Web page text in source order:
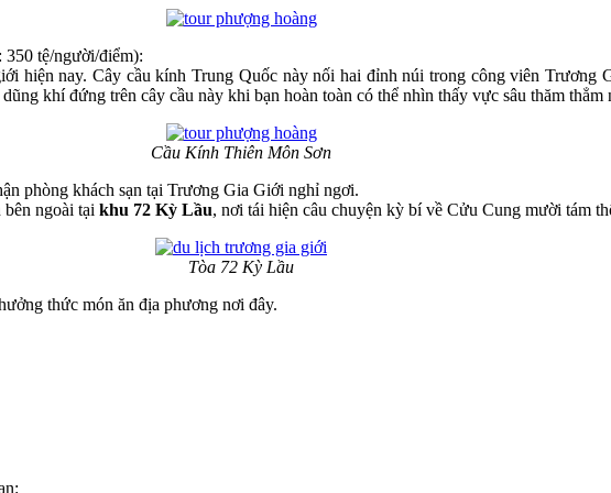
tệ/người/điểm):
hiện nay. Cây cầu kính Trung Quốc này nối hai đỉnh núi trong công viên Trương
khí đứng trên cây cầu này khi bạn hoàn toàn có thể nhìn thấy vực sâu thăm thẳm
Cầu Kính Thiên Môn Sơn
phòng khách sạn tại Trương Gia Giới nghỉ ngơi.
ngoài tại khu 72 Kỳ Lầu, nơi tái hiện câu chuyện kỳ bí về Cửu Cung mười tám
Tòa 72 Kỳ Lầu
thức món ăn địa phương nơi đây.